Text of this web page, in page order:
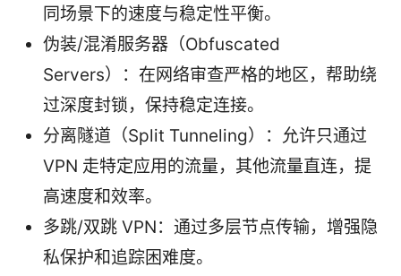
同场景下的速度与稳定性平衡。
伪装/混淆服务器（Obfuscated
Servers）：在网络审查严格的地区，帮助绕
过深度封锁，保持稳定连接。
分离隧道（Split Tunneling）：允许只通过
VPN 走特定应用的流量，其他流量直连，提
高速度和效率。
多跳/双跳 VPN：通过多层节点传输，增强隐
私保护和追踪困难度。